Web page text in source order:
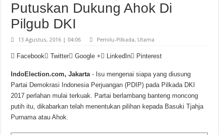
Putuskan Dukung Ahok Di
Pilgub DKI
13 Agustus, 2016 | 04:06 Pemilu-Pilkada, Utama
Facebook Twitter Google + LinkedIn Pinterest
IndoElection.com, Jakarta- Isu mengenai siapa yang diusung
Partai Demokrasi Indonesia Perjuangan (PDIP) pada Pilkada DKI
2017 perlahan mulai terkuak. Partai berlambang banteng moncong
putih itu, dikabarkan telah menentukan pilihan kepada Basuki Tjahja
Purnama atau Ahok.